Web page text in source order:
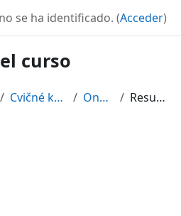
se ha identificado. (Acceder)
curso
Cvičné kurzy Ondřej Resumen